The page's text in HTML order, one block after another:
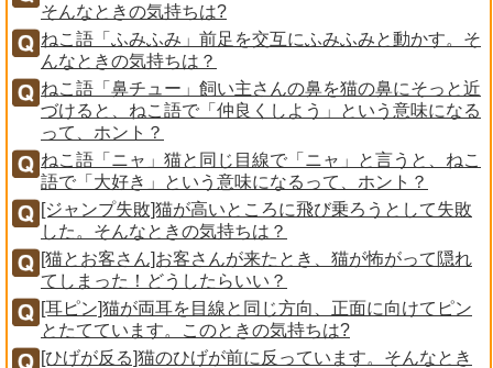
そんなときの気持ちは?
ねこ語「ふみふみ」前足を交互にふみふみと動かす。そ
んなときの気持ちは？
ねこ語「鼻チュー」飼い主さんの鼻を猫の鼻にそっと近
づけると、ねこ語で「仲良くしよう」という意味になる
って、ホント？
ねこ語「ニャ」猫と同じ目線で「ニャ」と言うと、ねこ
語で「大好き」という意味になるって、ホント？
[ジャンプ失敗]猫が高いところに飛び乗ろうとして失敗
した。そんなときの気持ちは？
[猫とお客さん]お客さんが来たとき、猫が怖がって隠れ
てしまった！どうしたらいい？
[耳ピン]猫が両耳を目線と同じ方向、正面に向けてピン
とたてています。このときの気持ちは?
[ひげが反る]猫のひげが前に反っています。そんなとき